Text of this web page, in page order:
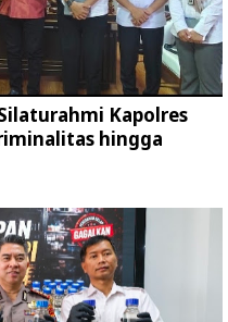
Kapolres
hingga